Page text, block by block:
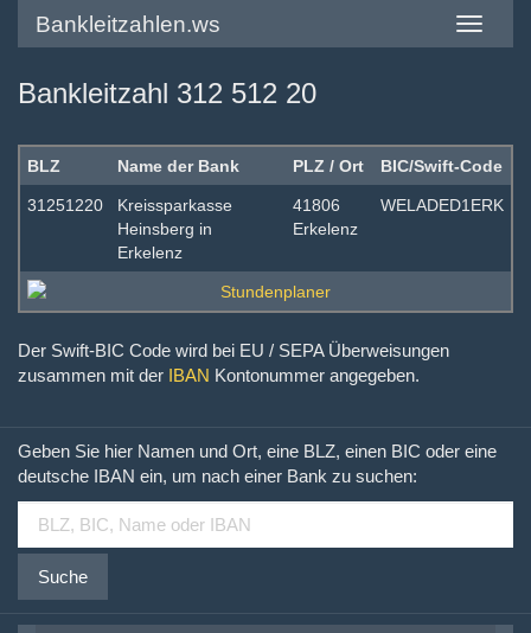
Toggle
Bankleitzahlen.ws
Bankleitzahl 312 512 20
BLZ Name der Bank PLZ / Ort BIC/Swift-Code
31251220
Kreissparkasse
Heinsberg in
Erkelenz
41806
Erkelenz
WELADED1ERK
Der Swift-BIC Code wird bei EU / SEPA Überweisungen
zusammen mit der IBAN Kontonummer angegeben.
Geben Sie hier Namen und Ort, eine BLZ, einen BIC oder eine
deutsche IBAN ein, um nach einer Bank zu suchen:
Suche